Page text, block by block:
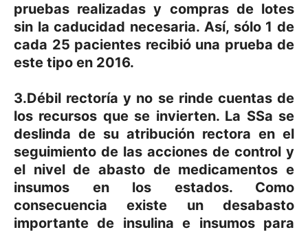
pruebas realizadas y compras de lotes
sin la caducidad necesaria. Así, sólo 1 de
cada 25 pacientes recibió una prueba de
este tipo en 2016.
3.Débil rectoría y no se rinde cuentas de
los recursos que se invierten. La SSa se
deslinda de su atribución rectora en el
seguimiento de las acciones de control y
el nivel de abasto de medicamentos e
insumos en los estados. Como
consecuencia existe un desabasto
importante de insulina e insumos para